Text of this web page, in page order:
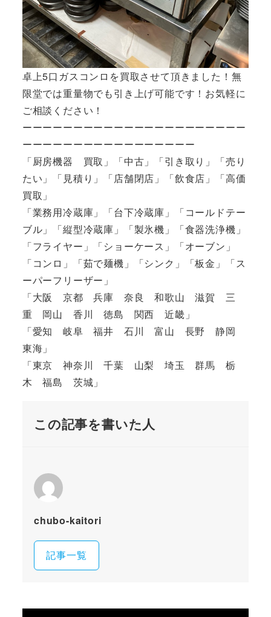
卓上5口ガスコンロを買取させて頂きました！無
限堂では重量物でも引き上げ可能です！お気軽に
ご相談ください！
ーーーーーーーーーーーーーーーーーーーーーー
ーーーーーーーーーーーーーーーーー
「厨房機器 買取」「中古」「引き取り」「売り
たい」「見積り」「店舗閉店」「飲食店」「高価
買取」
「業務用冷蔵庫」「台下冷蔵庫」「コールドテー
ブル」「縦型冷蔵庫」「製氷機」「食器洗浄機」
「フライヤー」「ショーケース」「オーブン」
「コンロ」「茹で麺機」「シンク」「板金」「ス
ーパーフリーザー」
「大阪 京都 兵庫 奈良 和歌山 滋賀 三
重 岡山 香川 徳島 関西 近畿」
「愛知 岐阜 福井 石川 富山 長野 静岡
東海」
「東京 神奈川 千葉 山梨 埼玉 群馬 栃
木 福島 茨城」
この記事を書いた人
chubo-kaitori
記事一覧